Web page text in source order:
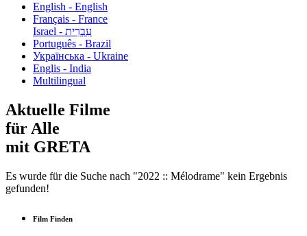
English - English
Français - France
עִבְרִית - Israel
Português - Brazil
Українська - Ukraine
Englis - India
Multilingual
Aktuelle Filme
für Alle
mit GRETA
Es wurde für die Suche nach "2022 :: Mélodrame" kein Ergebnis
gefunden!
Film Finden